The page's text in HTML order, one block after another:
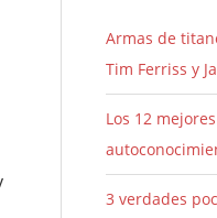
Armas de
Tim Ferriss y
Los 12
3 verdades